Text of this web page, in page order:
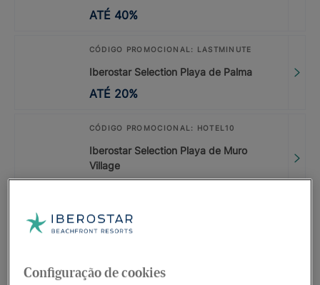
ATÉ 40%
CÓDIGO PROMOCIONAL: LASTMINUTE
Iberostar Selection Playa de Palma
ATÉ 20%
CÓDIGO PROMOCIONAL: HOTEL10
Iberostar Selection Playa de Muro
Village
CÓDIGO PROMOCIONAL: LASTMINUTE
ATÉ 20%
Configuração de cookies